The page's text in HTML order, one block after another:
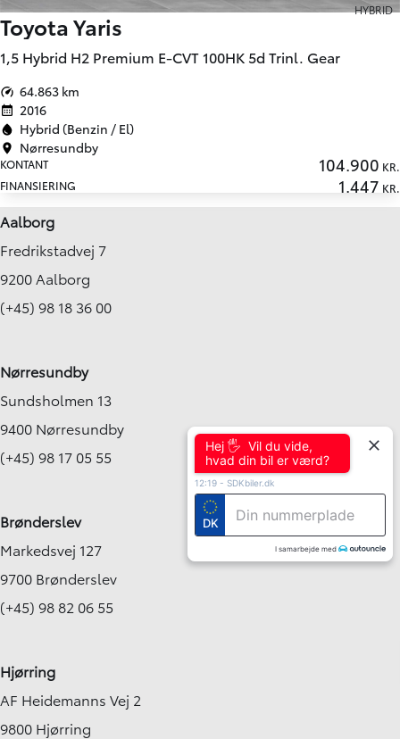
HYBRID
Toyota Yaris
1,5 Hybrid H2 Premium E-CVT 100HK 5d Trinl. Gear
64.863 km
2016
Hybrid (Benzin / El)
Nørresundby
KONTANT 104.900 KR.
FINANSIERING
1.447 KR.
Aalborg
Fredrikstadvej 7
9200 Aalborg
(+45) 98 18 36 00
Nørresundby
Sundsholmen 13
9400 Nørresundby
(+45) 98 17 05 55
Brønderslev
Markedsvej 127
9700 Brønderslev
(+45) 98 82 06 55
Hjørring
AF Heidemanns Vej 2
9800 Hjørring
Hej 🖐 Vil du vide,
hvad din bil er værd?
12:19 - SDKbiler.dk
DK
I samarbejde med